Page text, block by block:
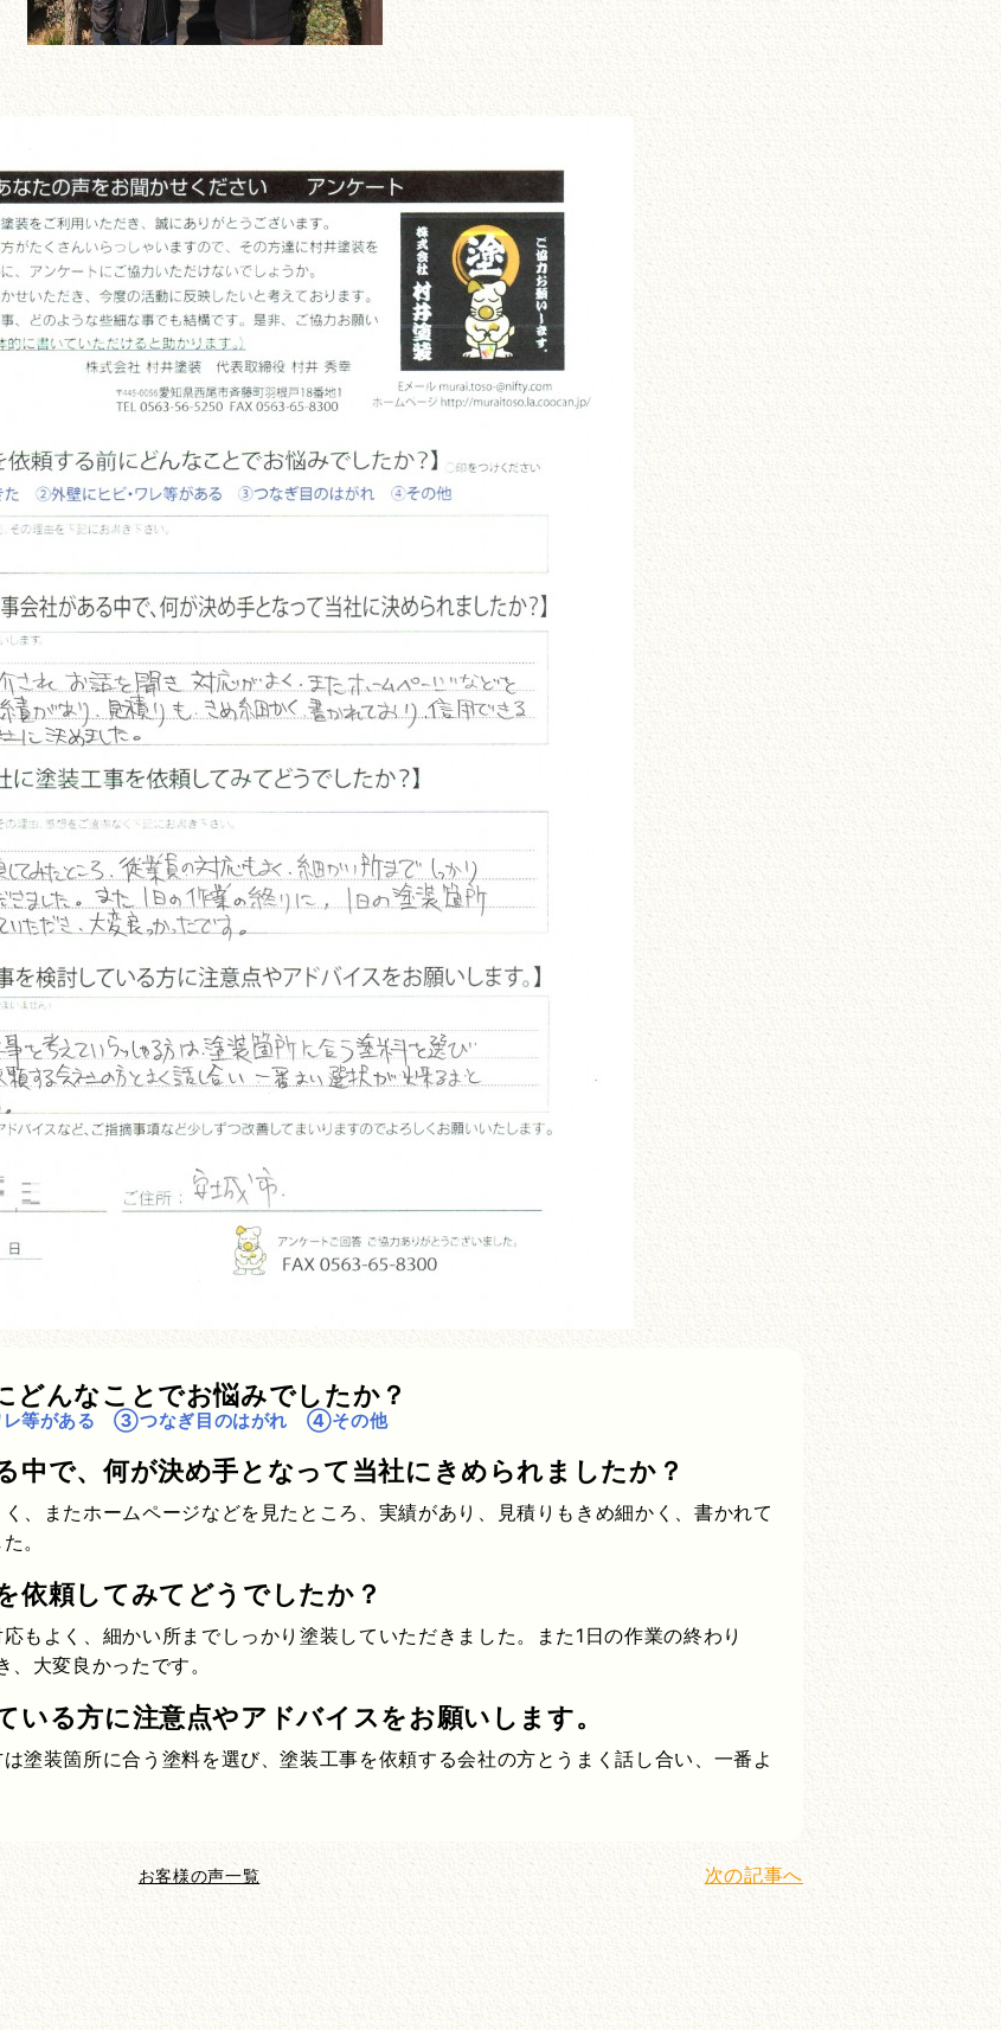
どんなことでお悩みでしたか？
等がある ③つなぎ目のはがれ ④その他
中で、何が決め手となって当社にきめられましたか？
、またホームページなどを見たところ、実績があり、見積りもきめ細かく、書かれて
。
依頼してみてどうでしたか？
もよく、細かい所までしっかり塗装していただきました。また1日の作業の終わり
大変良かったです。
いる方に注意点やアドバイスをお願いします。
塗装箇所に合う塗料を選び、塗装工事を依頼する会社の方とうまく話し合い、一番よ
お客様の声一覧 次の記事へ